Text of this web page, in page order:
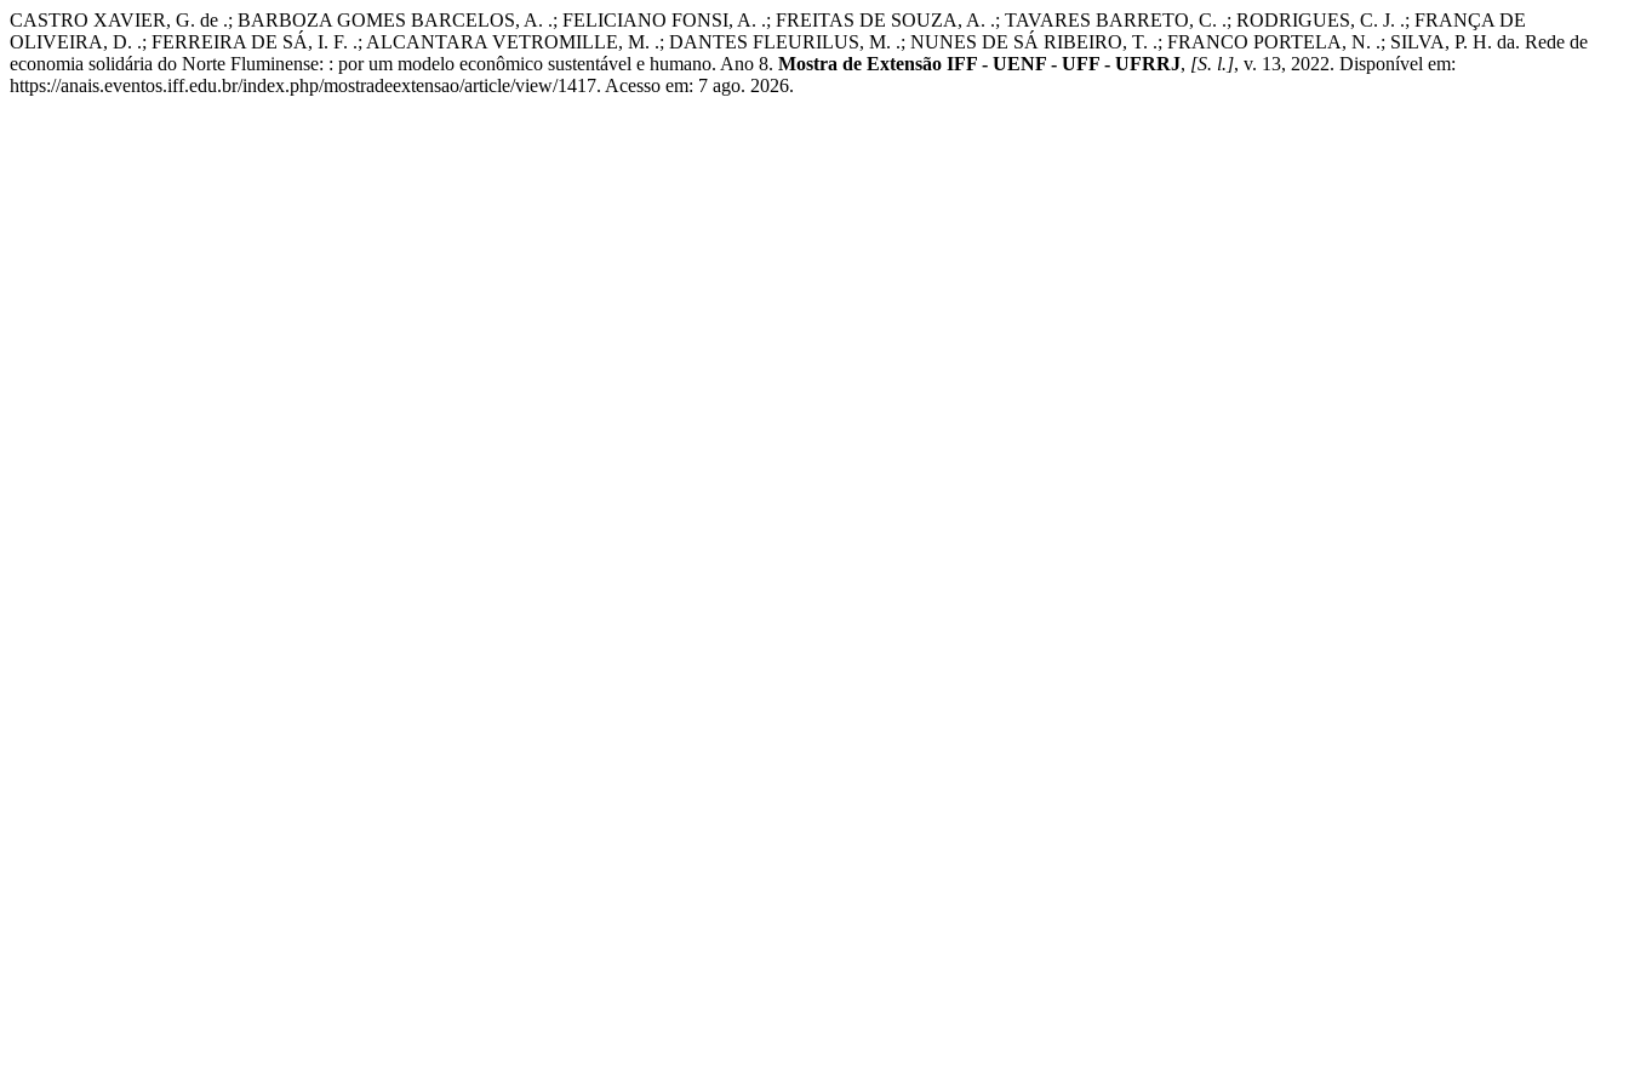
CASTRO XAVIER, G. de .; BARBOZA GOMES BARCELOS, A. .; FELICIANO FONSI, A. .; FREITAS DE SOUZA, A. .; TAVARES BARRETO, C. .; RODRIGUES, C. J. .; FRANÇA DE
OLIVEIRA, D. .; FERREIRA DE SÁ, I. F. .; ALCANTARA VETROMILLE, M. .; DANTES FLEURILUS, M. .; NUNES DE SÁ RIBEIRO, T. .; FRANCO PORTELA, N. .; SILVA, P. H. da. Rede de
economia solidária do Norte Fluminense: : por um modelo econômico sustentável e humano. Ano 8. Mostra de Extensão IFF - UENF - UFF - UFRRJ, [S. l.], v. 13, 2022. Disponível em:
https://anais.eventos.iff.edu.br/index.php/mostradeextensao/article/view/1417. Acesso em: 7 ago. 2026.